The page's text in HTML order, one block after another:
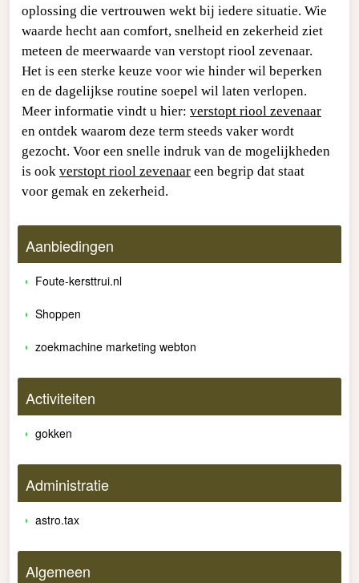
oplossing die vertrouwen wekt bij iedere situatie. Wie
waarde hecht aan comfort, snelheid en zekerheid ziet
meteen de meerwaarde van verstopt riool zevenaar.
Het is een sterke keuze voor wie hinder wil beperken
en de dagelijkse routine soepel wil laten verlopen.
Meer informatie vindt u hier: verstopt riool zevenaar
en ontdek waarom deze term steeds vaker wordt
gezocht. Voor een snelle indruk van de mogelijkheden
is ook verstopt riool zevenaar een begrip dat staat
voor gemak en zekerheid.
Aanbiedingen
Foute-kersttrui.nl
Shoppen
zoekmachine marketing webton
Activiteiten
gokken
Administratie
astro.tax
Algemeen